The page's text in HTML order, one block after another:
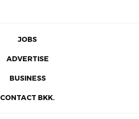
JOBS
ADVERTISE
BUSINESS
CONTACT BKK.